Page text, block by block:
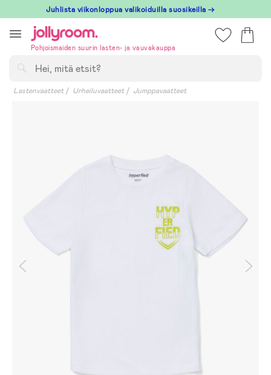
till
innehållet
Juhlista viikonloppua valikoiduilla suosikeilla →
Pohjoismaiden suurin lasten- ja vauvakauppa
Lastenvaatteet Urheiluvaatteet Jumppavaatteet